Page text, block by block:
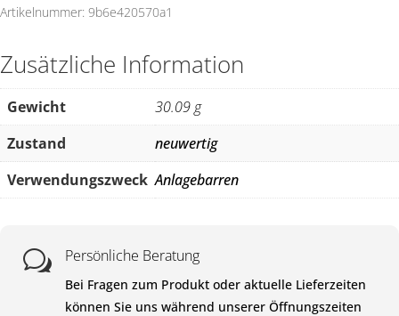
Artikelnummer: 9b6e420570a1
Zusätzliche Information
Gewicht
30.09 g
Zustand
neuwertig
Verwendungszweck Anlagebarren
w Persönliche Beratung
Bei Fragen zum Produkt oder aktuelle Lieferzeiten
können Sie uns während unserer Öffnungszeiten